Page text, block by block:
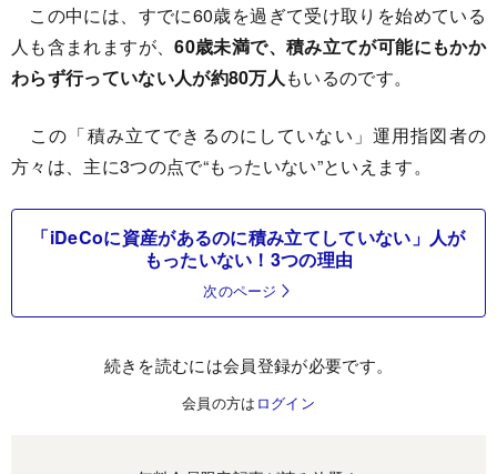
この中には、すでに60歳を過ぎて受け取りを始めている
人も含まれますが、60歳未満で、積み立てが可能にもかか
わらず行っていない人が約80万人もいるのです。
この「積み立てできるのにしていない」運用指図者の
方々は、主に3つの点で“もったいない”といえます。
「iDeCoに資産があるのに積み立てしていない」人が
もったいない！3つの理由
次のページ
続きを読むには会員登録が必要です。
会員の方は ログイン